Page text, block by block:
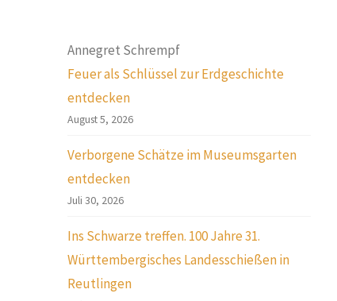
Annegret Schrempf
Feuer als Schlüssel zur Erdgeschichte
entdecken
August 5, 2026
Verborgene Schätze im Museumsgarten
entdecken
Juli 30, 2026
Ins Schwarze treffen. 100 Jahre 31.
Württembergisches Landesschießen in
Reutlingen